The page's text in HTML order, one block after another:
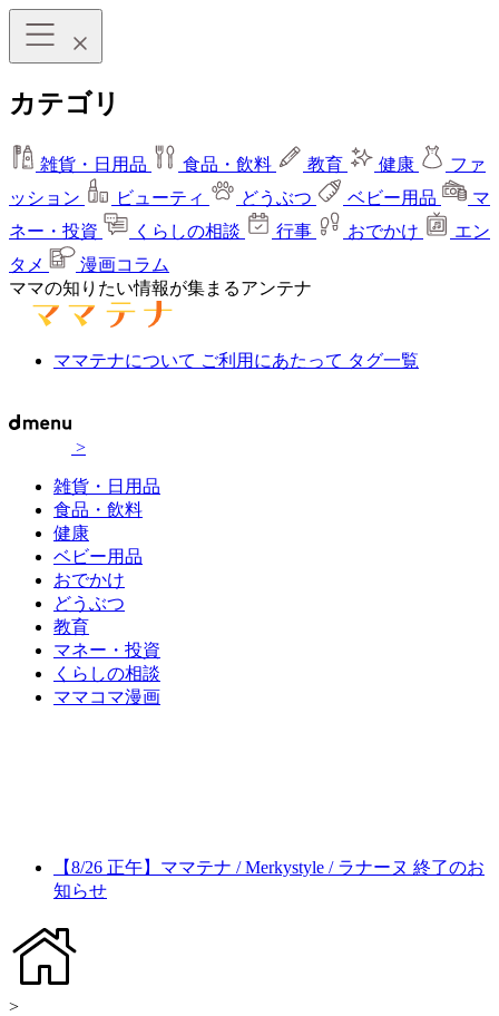
カテゴリ
雑貨・日用品 食品・飲料 教育 健康
ファ
ッション
ビューティ どうぶつ ベビー用品
マ
ネー・投資
くらしの相談 行事 おでかけ
エン
タメ
漫画コラム
ママの知りたい情報が集まるアンテナ
ママテナについて ご利用にあたって タグ一覧
>
雑貨・日用品
食品・飲料
健康
ベビー用品
おでかけ
どうぶつ
教育
マネー・投資
くらしの相談
ママコマ漫画
【8/26 正午】ママテナ / Merkystyle / ラナーヌ 終了のお
知らせ
>